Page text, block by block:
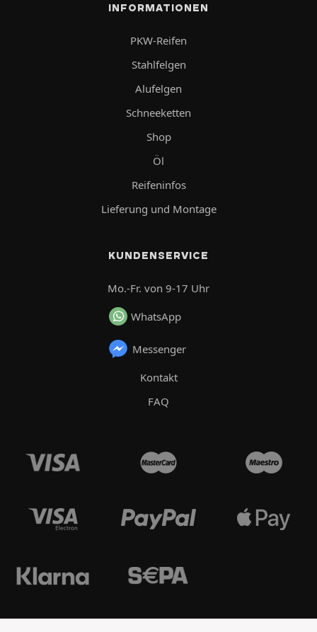
INFORMATIONEN
PKW-Reifen
Stahlfelgen
Alufelgen
Schneeketten
Shop
Öl
Reifeninfos
Lieferung und Montage
KUNDENSERVICE
Mo.-Fr. von 9-17 Uhr
WhatsApp
Messenger
Kontakt
FAQ